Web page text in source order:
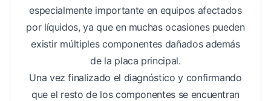
especialmente importante en equipos afectados
por líquidos, ya que en muchas ocasiones pueden
existir múltiples componentes dañados además
de la placa principal.
Una vez finalizado el diagnóstico y confirmando
que el resto de los componentes se encuentran